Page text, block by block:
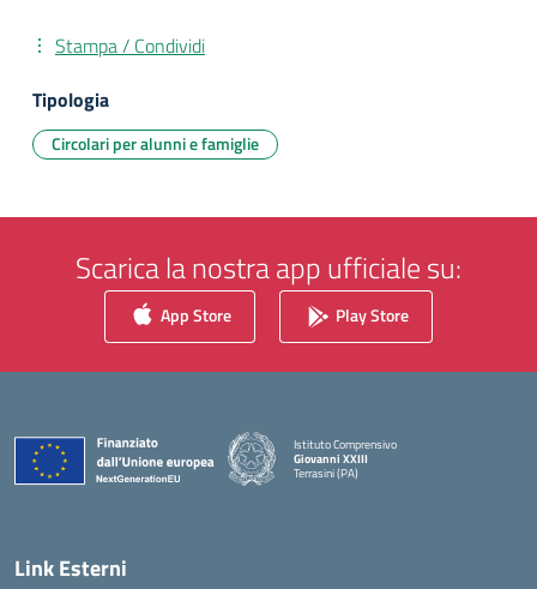
Stampa / Condividi
Tipologia
Circolari per alunni e famiglie
Scarica la nostra app ufficiale su:
App Store Play Store
Istituto Comprensivo
Giovanni XXIII
Terrasini (PA)
Link Esterni